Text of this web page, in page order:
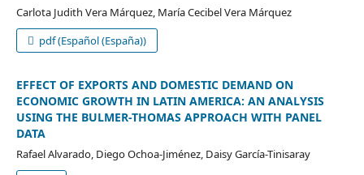
Carlota Judith Vera Márquez, María Cecibel Vera Márquez
pdf (Español (España))
EFFECT OF EXPORTS AND DOMESTIC DEMAND ON
ECONOMIC GROWTH IN LATIN AMERICA: AN ANALYSIS
USING THE BULMER-THOMAS APPROACH WITH PANEL
DATA
Rafael Alvarado, Diego Ochoa-Jiménez, Daisy García-Tinisaray